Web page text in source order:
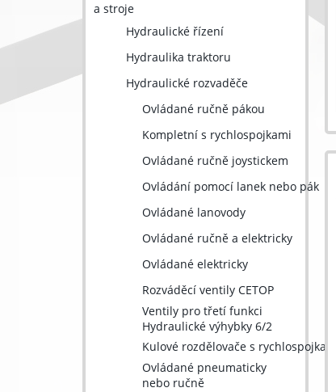
a stroje
Hydraulické řízení
Hydraulika traktoru
Hydraulické rozvaděče
Ovládané ručně pákou
Kompletní s rychlospojkami
Ovládané ručně joystickem
Ovládání pomocí lanek nebo pák
Ovládané lanovody
Ovládané ručně a elektricky
Ovládané elektricky
Rozváděcí ventily CETOP
Ventily pro třetí funkci
Hydraulické výhybky 6/2
Kulové rozdělovače s rychlospojkami
Ovládané pneumaticky
nebo ručně